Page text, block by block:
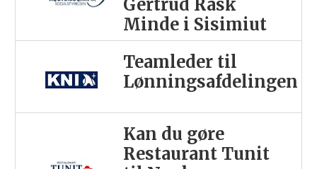
Gertrud Rask
Minde i Sisimiut
Teamleder til
Lønningsafdelingen
Kan du gøre
Restaurant Tunit